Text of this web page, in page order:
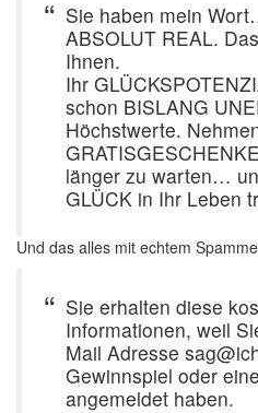
Sie haben mein
ABSOLUT REAL.
Ihnen.
Ihr
schon BISLANG
Höchstwerte.
länger zu warten…
GLÜCK in Ihr Leben
Und das alles mit echtem
Sie erhalten diese
Informationen, weil
Mail Adresse
Gewinnspiel oder
angemeldet haben.